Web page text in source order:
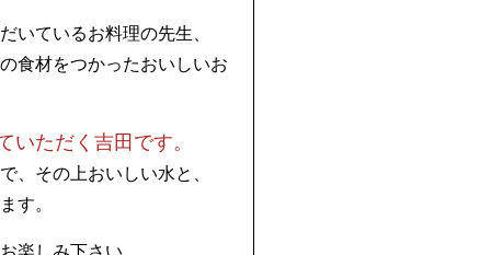
いているお料理の先生、
食材をつかったおいしいお
いただく吉田です。
、その上おいしい水と、
す。
楽しみ下さい。